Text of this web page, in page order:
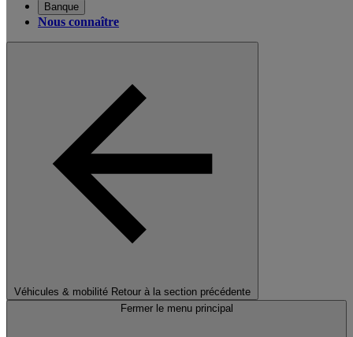
Banque
Nous connaître
Véhicules & mobilité Retour à la section précédente
Fermer le menu principal